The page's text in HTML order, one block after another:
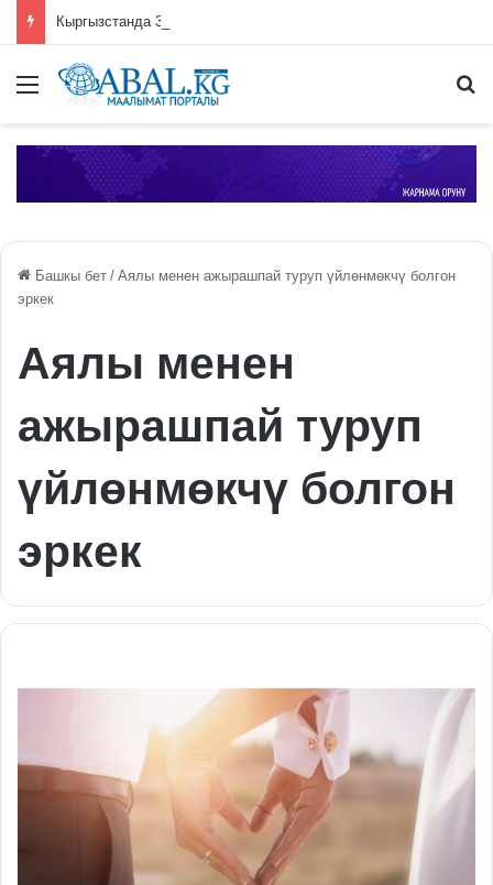
Меню
Башкы бет / Аялы менен ажырашпай туруп үйлөнмөкчү болгон
эркек
Аялы менен
ажырашпай туруп
үйлөнмөкчү болгон
эркек